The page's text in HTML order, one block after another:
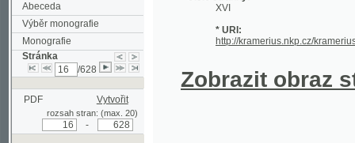
Výběr monografie
Monografie
Stránka
/628
PDF Vytvořit
rozsah stran: (max. 20)
* URI:
http://kramerius.nkp.cz/kramerius/